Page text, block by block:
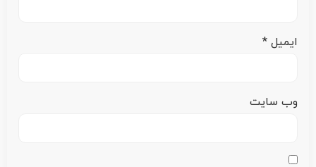
ایمیل *
وب‌ سایت